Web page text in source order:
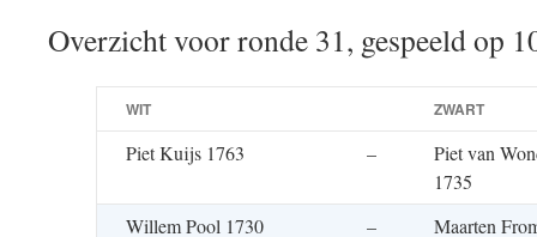
Overzicht voor ronde 31, gespeeld op
WIT ZWART
Piet Kuijs 1763 –
Piet van
1735
Willem Pool 1730
–
Maarten